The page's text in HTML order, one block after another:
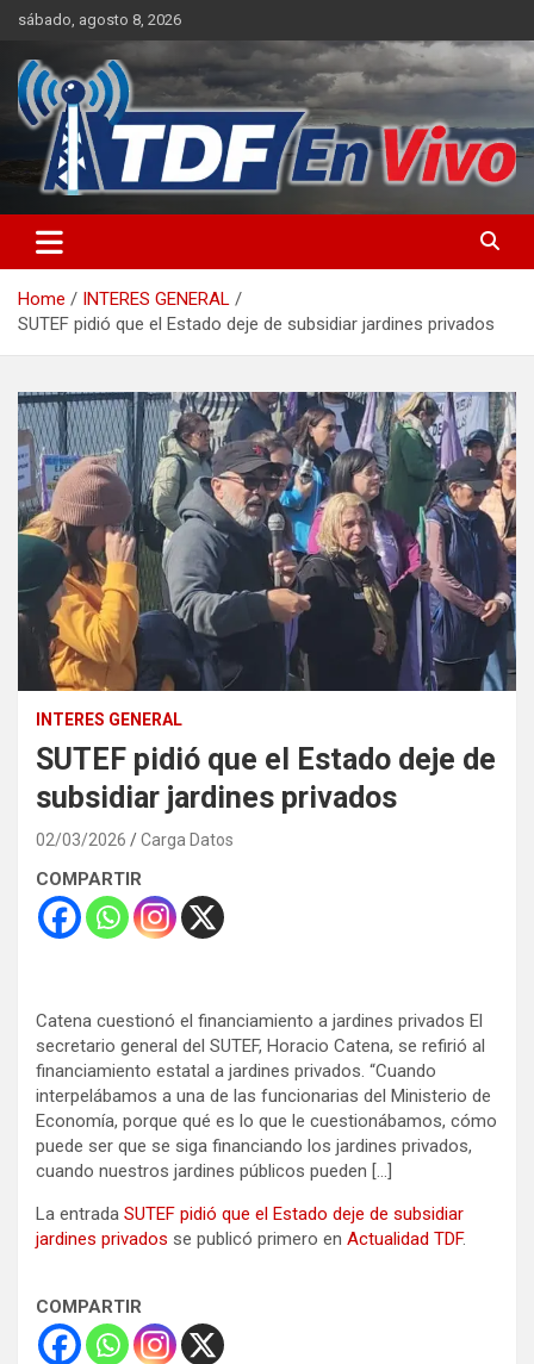
Skip
content
sábado, agosto 8, 2026
Home
INTERES GENERAL
SUTEF pidió que el Estado deje de subsidiar jardines privados
INTERES GENERAL
SUTEF pidió que el Estado deje de
subsidiar jardines privados
02/03/2026 Carga Datos
COMPARTIR
Catena cuestionó el financiamiento a jardines privados El
secretario general del SUTEF, Horacio Catena, se refirió al
financiamiento estatal a jardines privados. “Cuando
interpelábamos a una de las funcionarias del Ministerio de
Economía, porque qué es lo que le cuestionábamos, cómo
puede ser que se siga financiando los jardines privados,
cuando nuestros jardines públicos pueden […]
La entrada SUTEF pidió que el Estado deje de subsidiar
jardines privados se publicó primero en Actualidad TDF.
COMPARTIR